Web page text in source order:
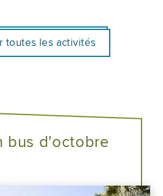
toutes les activités
bus d'octobre